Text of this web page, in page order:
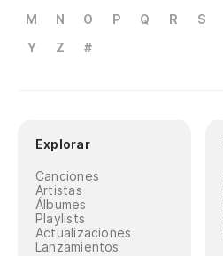
M
N O P Q R S
Y
Z #
Explorar
Canciones
Artistas
Álbumes
Playlists
Actualizaciones
Lanzamientos